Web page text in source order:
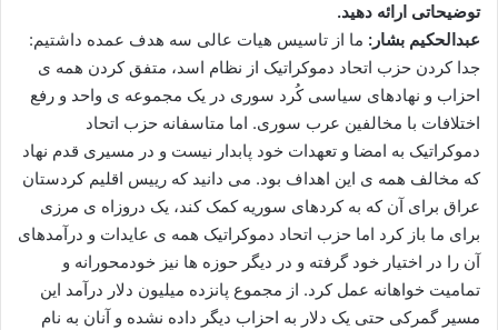
توضیحاتی ارائه دهید.
عبدالحکیم بشار: ما از تاسیس هیات عالی سه هدف عمده داشتیم:
جدا کردن حزب اتحاد دموکراتیک از نظام اسد، متفق کردن همه ی
احزاب و نهادهای سیاسی کُرد سوری در یک مجموعه ی واحد و رفع
اختلافات با مخالفین عرب سوری. اما متاسفانه حزب اتحاد
دموکراتیک به امضا و تعهدات خود پابدار نیست و در مسیری قدم نهاد
که مخالف همه ی این اهداف بود. می دانید که رییس اقلیم کردستان
عراق برای آن که به کردهای سوریه کمک کند، یک دروزاه ی مرزی
برای ما باز کرد اما حزب اتحاد دموکراتیک همه ی عایدات و درآمدهای
آن را در اختیار خود گرفته و در دیگر حوزه ها نیز خودمحورانه و
تمامیت خواهانه عمل کرد. از مجموع پانزده میلیون دلار درآمد این
مسیر گمرکی حتی یک دلار به احزاب دیگر داده نشده و آنان به نام